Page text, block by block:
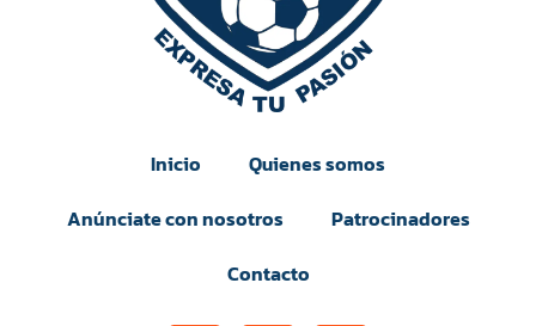
Inicio
Quienes somos
Anúnciate con nosotros
Patrocinadores
Contacto